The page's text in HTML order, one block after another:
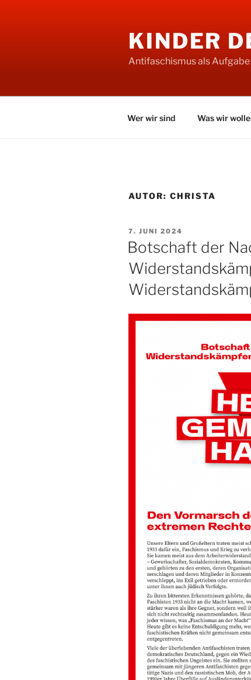
KINDER
Antifaschismus als Aufgabe
Wer wir sind Was wir
AUTOR: CHRISTA
VERÖFFENTLICHT
AM
7. JUNI 2024
Botschaft der